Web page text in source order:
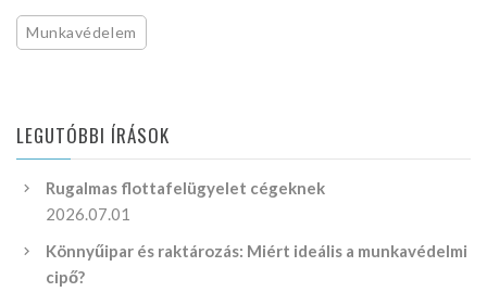
Munkavédelem
LEGUTÓBBI ÍRÁSOK
Rugalmas flottafelügyelet cégeknek
2026.07.01
Könnyűipar és raktározás: Miért ideális a munkavédelmi
cipő?